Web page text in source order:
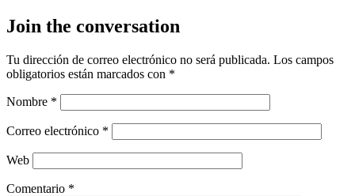
Join the conversation
Tu dirección de correo electrónico no será publicada. Los campos
obligatorios están marcados con *
Nombre *
Correo electrónico *
Web
Comentario *